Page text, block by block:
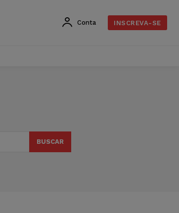
Conta INSCREVA-SE
BUSCAR